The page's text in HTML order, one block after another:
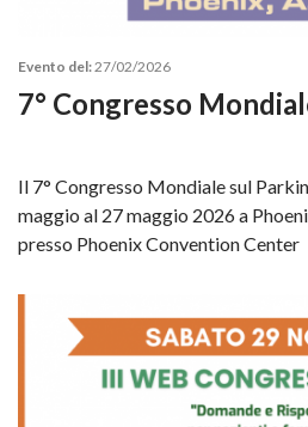
Evento del:27/02/2026
7° Congresso
Il 7° Congresso Mondiale sul
maggio al 27 maggio 2026 a
presso Phoenix Convention Center